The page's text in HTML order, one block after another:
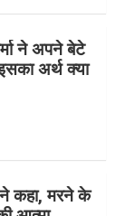
ने अपने बेटे
अर्थ क्‍या
कहा, मरने के